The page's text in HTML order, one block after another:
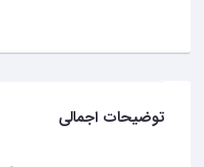
توضیحات اجمالی